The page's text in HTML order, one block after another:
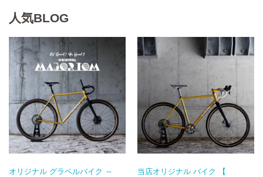
人気BLOG
オリジナル グラベルバイク ～
当店オリジナル バイク 【